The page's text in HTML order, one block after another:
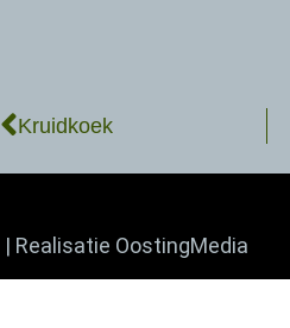
Kruidkoek
| Realisatie OostingMedia